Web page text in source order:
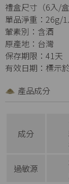
禮盒尺寸（6入/
單品淨重：26g/1
葷素別：含酒
原產地：台灣
保存期限：41天
有效日期：標示
產品成分
成分
過敏源